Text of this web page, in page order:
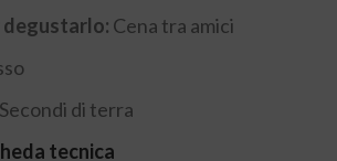
Cena tra amici
Secondi di terra
tecnica